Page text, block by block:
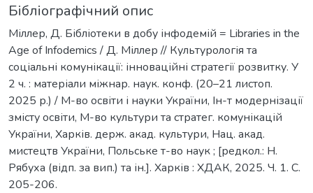
Бібліографічний опис
Міллер, Д. Бібліотеки в добу інфодемій = Libraries in the
Age of Infodemics / Д. Міллер // Культурологія та
соціальні комунікації: інноваційні стратегії розвитку. У
2 ч. : матеріали міжнар. наук. конф. (20–21 листоп.
2025 р.) / М-во освіти і науки України, Ін-т модернізації
змісту освіти, М-во культури та стратег. комунікацій
України, Харків. держ. акад. культури, Нац. акад.
мистецтв України, Польське т-во наук ; [редкол.: Н.
Рябуха (відп. за вип.) та ін.]. Харків : ХДАК, 2025. Ч. 1. С.
205-206.